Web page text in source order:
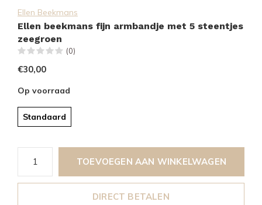
Ellen Beekmans
Ellen beekmans fijn armbandje met 5 steentjes
zeegroen
(0)
€30,00
Op voorraad
Standaard
TOEVOEGEN AAN WINKELWAGEN
DIRECT BETALEN